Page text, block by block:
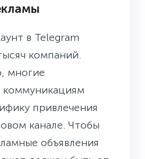
в Telegram
компаний.
многие
привлечения
канале. Чтобы
объявления